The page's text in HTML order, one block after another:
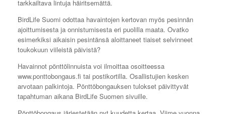
tarkkailtava lintuja häiritsemättä.
BirdLife Suomi odottaa havaintojen kertovan myös pesinnän
ajoittumisesta ja onnistumisesta eri puolilla maata. Ovatko
esimerkiksi aikaisin pesintänsä aloittaneet tiaiset selvinneet
toukokuun viileistä päivistä?
Havainnot pönttölinnuista voi ilmoittaa osoitteessa
www.ponttobongaus.fi tai postikortilla. Osallistujien kesken
arvotaan palkintoja. Pönttöbongauksen tulokset päivittyvät
tapahtuman aikana BirdLife Suomen sivuille.